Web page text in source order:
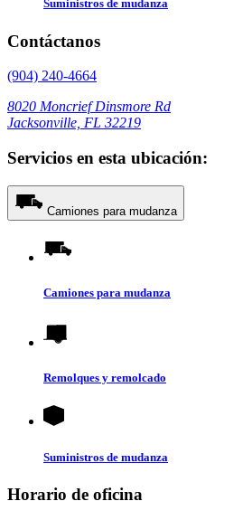
Suministros de mudanza
Contáctanos
(904) 240-4664
8020 Moncrief Dinsmore Rd
Jacksonville, FL 32219
Servicios en esta ubicación:
Camiones para mudanza
Camiones para mudanza
Remolques y remolcado
Suministros de mudanza
Horario de oficina